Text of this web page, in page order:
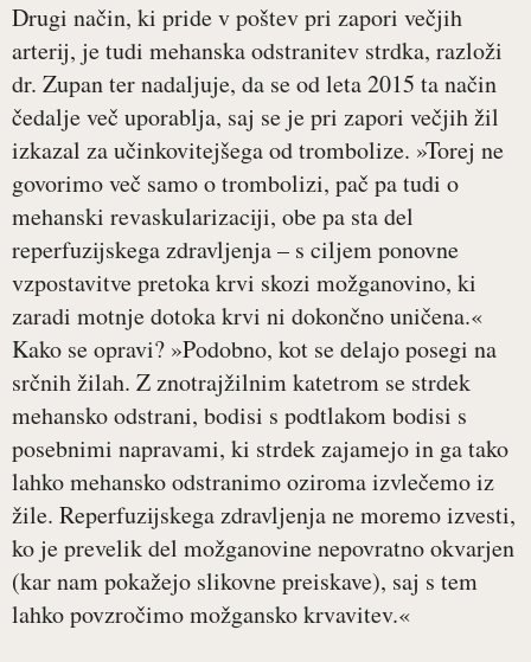
Drugi način, ki pride v poštev pri zapori večjih
arterij, je tudi mehanska odstranitev strdka, razloži
dr. Zupan ter nadaljuje, da se od leta 2015 ta način
čedalje več uporablja, saj se je pri zapori večjih žil
izkazal za učinkovitejšega od trombolize. »Torej ne
govorimo več samo o trombolizi, pač pa tudi o
mehanski revaskularizaciji, obe pa sta del
reperfuzijskega zdravljenja – s ciljem ponovne
vzpostavitve pretoka krvi skozi možganovino, ki
zaradi motnje dotoka krvi ni dokončno uničena.«
Kako se opravi? »Podobno, kot se delajo posegi na
srčnih žilah. Z znotrajžilnim katetrom se strdek
mehansko odstrani, bodisi s podtlakom bodisi s
posebnimi napravami, ki strdek zajamejo in ga tako
lahko mehansko odstranimo oziroma izvlečemo iz
žile. Reperfuzijskega zdravljenja ne moremo izvesti,
ko je prevelik del možganovine nepovratno okvarjen
(kar nam pokažejo slikovne preiskave), saj s tem
lahko povzročimo možgansko krvavitev.«